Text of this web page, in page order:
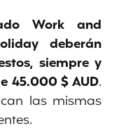
Work and
deberán
siempre y
45.000$AUD.
las mismas